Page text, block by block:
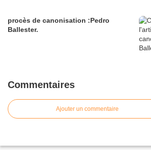
procès de canonisation :Pedro
Ballester.
Commentaires
Ajouter un commentaire